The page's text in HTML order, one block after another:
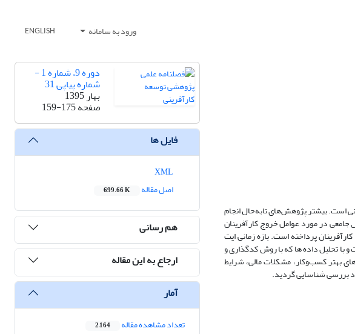
ورود به سامانه ENGLISH
است. بیشتر پژوهش‌های تابه‌حال انجام
در مورد عوامل خروج کارآفرینان
پرداخته است. بازه زمانی ایت
با روش نمونه گیری هدفمند انجام گرفت و با تحلیل داده ها که با روش کدگذاری و
بهتر کسب‌وکار، مشکلات مالی، شرایط
بررسی شناسایی گردید.
دوره 9، شماره 1 -
شماره پیاپی 31
بهار 1395
صفحه159-175
فایل ها
اصل مقاله
699.66 K
هم رسانی
ارجاع به این مقاله
آمار
تعداد مشاهده مقاله 2,164